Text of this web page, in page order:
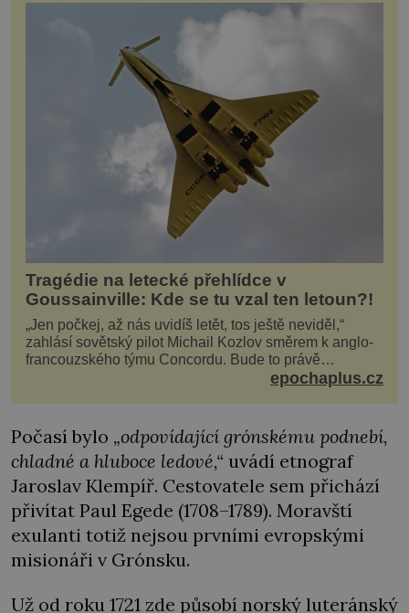
Tragédie na letecké přehlídce v
Goussainville: Kde se tu vzal ten letoun?!
„Jen počkej, až nás uvidíš letět, tos ještě neviděl,“
zahlásí sovětský pilot Michail Kozlov směrem k anglo-
francouzského týmu Concordu. Bude to právě
konkurenční boj, co bude stát za smrtí celé 6členné
epochaplus.cz
Počasí bylo „odpovídající grónskému podnebí,
chladné a hluboce ledové,“ uvádí etnograf
Jaroslav Klempíř. Cestovatele sem přichází
přivítat Paul Egede (1708–1789). Moravští
exulanti totiž nejsou prvními evropskými
misionáři v Grónsku.
Už od roku 1721 zde působí norský luteránský